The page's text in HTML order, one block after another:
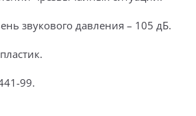
звукового давления – 105 дБ.
99.